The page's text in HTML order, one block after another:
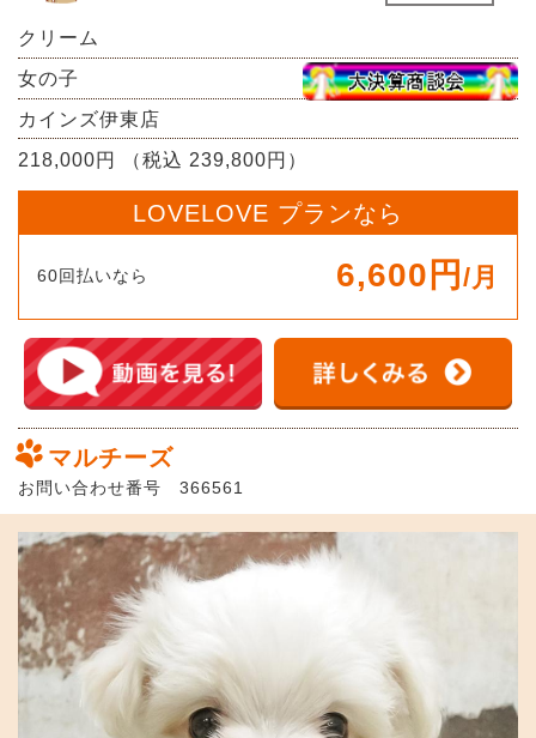
クリーム
女の子
カインズ伊東店
218,000円 （税込 239,800円）
LOVELOVE プランなら
60回払いなら 6,600円 /月
マルチーズ
お問い合わせ番号 366561